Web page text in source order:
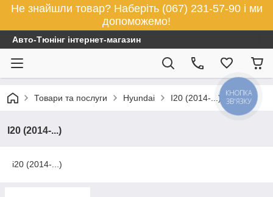
Не знайшли товар? Наберіть (067) 231-57-90 і ми
допоможемо!
Авто-Тюнінг інтернет-магазин
Товари та послуги Hyundai I20 (2014-...)
I20 (2014-...)
i20 (2014-...)
КНОПКА
ЗВ'ЯЗКУ